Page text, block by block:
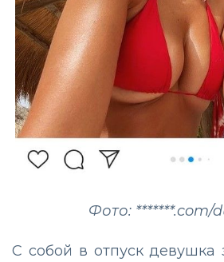
Фото: *******.com/
С собой в отпуск девушка